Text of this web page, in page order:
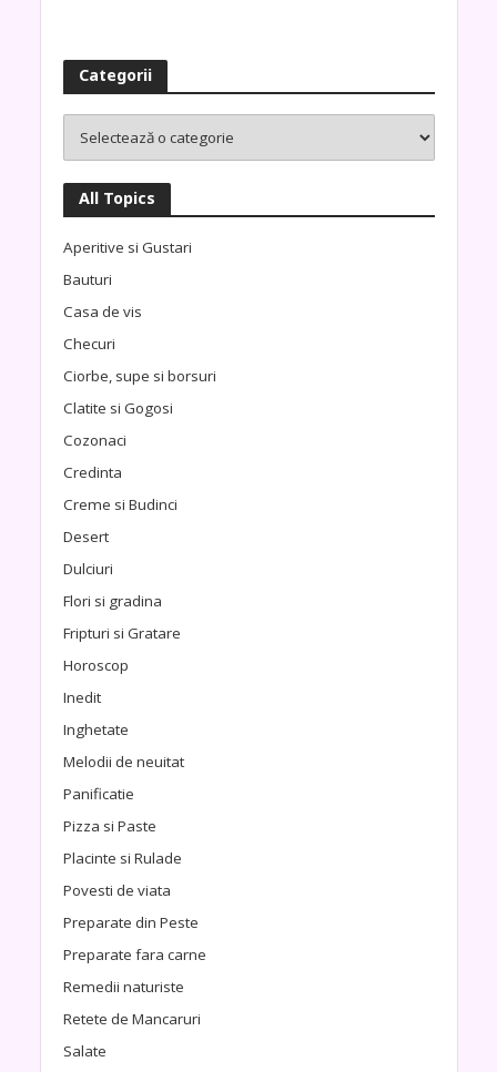
Categorii
All Topics
Aperitive si Gustari
Bauturi
Casa de vis
Checuri
Ciorbe, supe si borsuri
Clatite si Gogosi
Cozonaci
Credinta
Creme si Budinci
Desert
Dulciuri
Flori si gradina
Fripturi si Gratare
Horoscop
Inedit
Inghetate
Melodii de neuitat
Panificatie
Pizza si Paste
Placinte si Rulade
Povesti de viata
Preparate din Peste
Preparate fara carne
Remedii naturiste
Retete de Mancaruri
Salate